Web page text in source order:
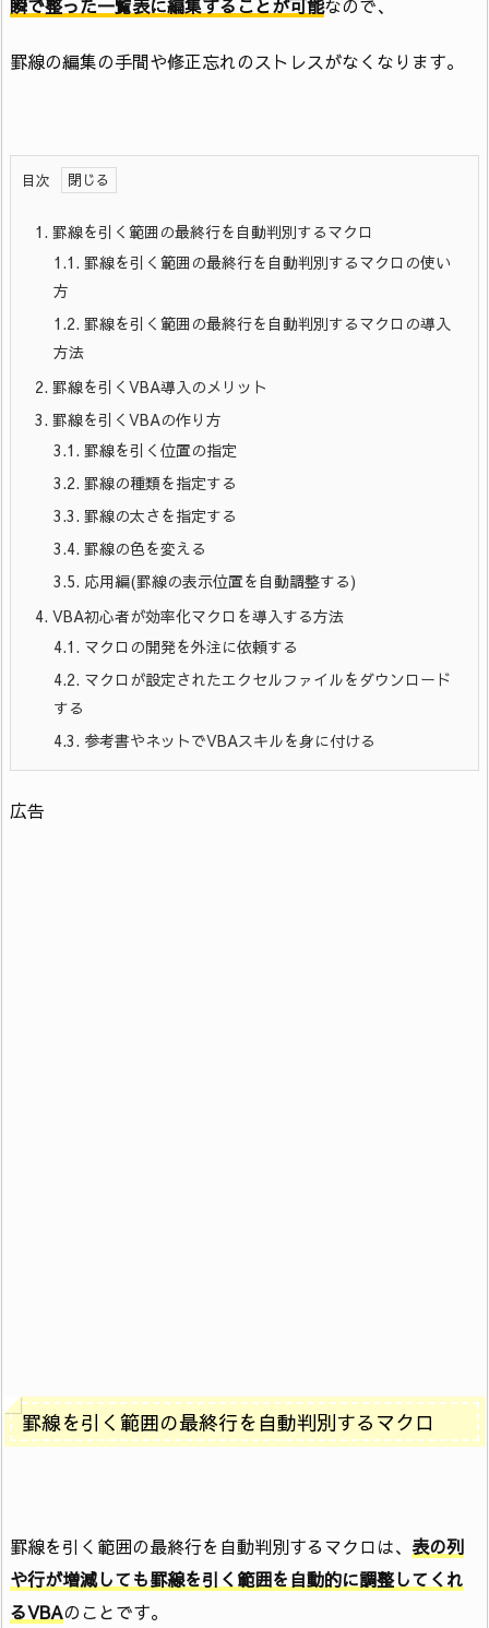
瞬で整った一覧表に編集することが可能なので、
罫線の編集の手間や修正忘れのストレスがなくなります。
目次
1. 罫線を引く範囲の最終行を自動判別するマクロ
1.1. 罫線を引く範囲の最終行を自動判別するマクロの使い
方
1.2. 罫線を引く範囲の最終行を自動判別するマクロの導入
方法
2. 罫線を引くVBA導入のメリット
3. 罫線を引くVBAの作り方
3.1. 罫線を引く位置の指定
3.2. 罫線の種類を指定する
3.3. 罫線の太さを指定する
3.4. 罫線の色を変える
3.5. 応用編(罫線の表示位置を自動調整する)
4. VBA初心者が効率化マクロを導入する方法
4.1. マクロの開発を外注に依頼する
4.2. マクロが設定されたエクセルファイルをダウンロード
する
4.3. 参考書やネットでVBAスキルを身に付ける
広告
罫線を引く範囲の最終行を自動判別するマクロ
罫線を引く範囲の最終行を自動判別するマクロは、 表の列
や行が増減しても罫線を引く範囲を自動的に調整してくれ
るVBAのことです。